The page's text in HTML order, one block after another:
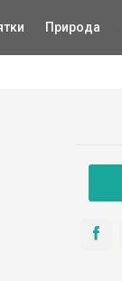
Природа